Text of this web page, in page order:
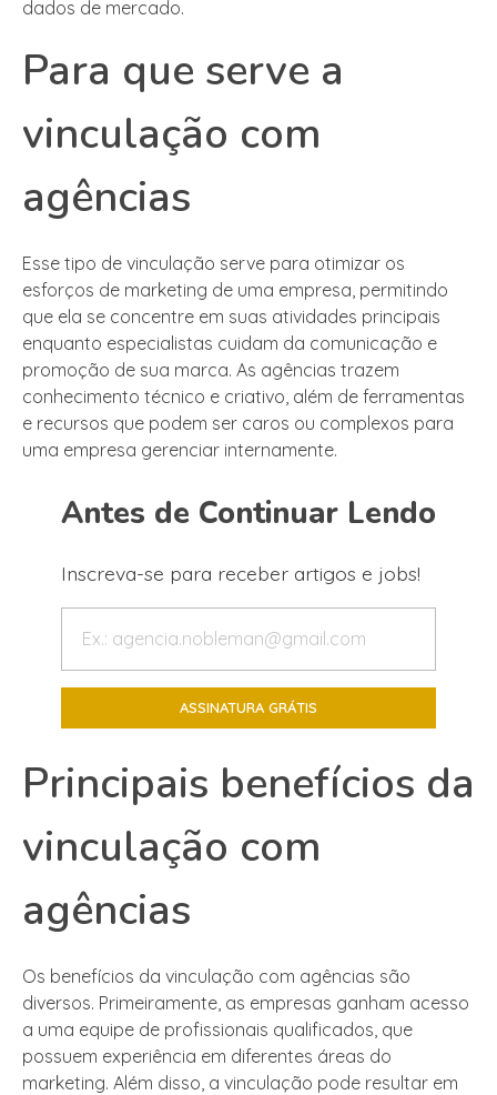
dados de mercado.
Para que serve a
vinculação com
agências
Esse tipo de vinculação serve para otimizar os
esforços de marketing de uma empresa, permitindo
que ela se concentre em suas atividades principais
enquanto especialistas cuidam da comunicação e
promoção de sua marca. As agências trazem
conhecimento técnico e criativo, além de ferramentas
e recursos que podem ser caros ou complexos para
uma empresa gerenciar internamente.
Antes de Continuar Lendo
Inscreva-se para receber artigos e jobs!
Principais benefícios da
vinculação com
agências
Os benefícios da vinculação com agências são
diversos. Primeiramente, as empresas ganham acesso
a uma equipe de profissionais qualificados, que
possuem experiência em diferentes áreas do
marketing. Além disso, a vinculação pode resultar em